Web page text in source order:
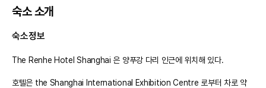
숙소 소개
숙소정보
The Renhe Hotel Shanghai 은 양푸강 다리 인근에 위치해 있다.
호텔은 the Shanghai International Exhibition Centre 로부터 차로 약